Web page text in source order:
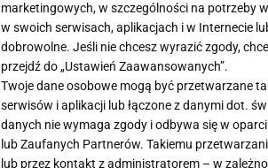
Marta Podściańska
13 czerwca 2025, 08:31
Nowy serial Netflixa to lustrzane
kulturę. Estetyka syreny, znana
pragniemy.
marketingowych, w szczególności na potrzeby
w swoich serwisach, aplikacjach i w Internecie
dobrowolne. Jeśli nie chcesz wyrazić zgody,
przejdź do „Ustawień Zaawansowanych”.
Twoje dane osobowe mogą być przetwarzane
serwisów i aplikacji lub łączone z danymi dot.
danych nie wymaga zgody i odbywa się w
lub Zaufanych Partnerów. Takiemu
lub przez kontakt z administratorem – w